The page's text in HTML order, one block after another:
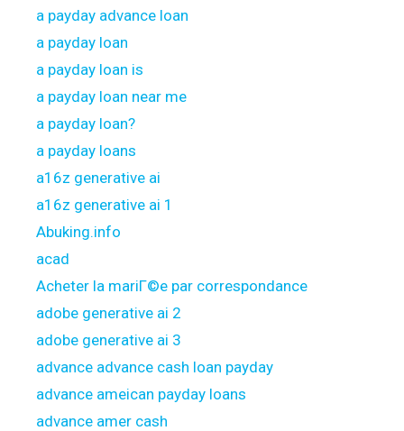
a payday advance loan
a payday loan
a payday loan is
a payday loan near me
a payday loan?
a payday loans
a16z generative ai
a16z generative ai 1
Abuking.info
acad
Acheter la mariГ©e par correspondance
adobe generative ai 2
adobe generative ai 3
advance advance cash loan payday
advance ameican payday loans
advance amer cash